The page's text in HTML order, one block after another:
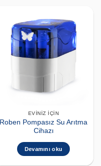
EVINIZ İÇIN
Roben Pompasız Su Arıtma
Cihazı
Devamını oku